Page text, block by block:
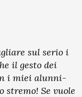
sul serio i
il gesto dei
i miei alunni-
stremo! Se vuole